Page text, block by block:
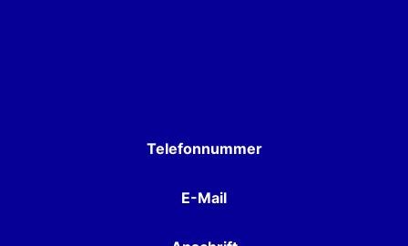
Telefonnummer
E-Mail